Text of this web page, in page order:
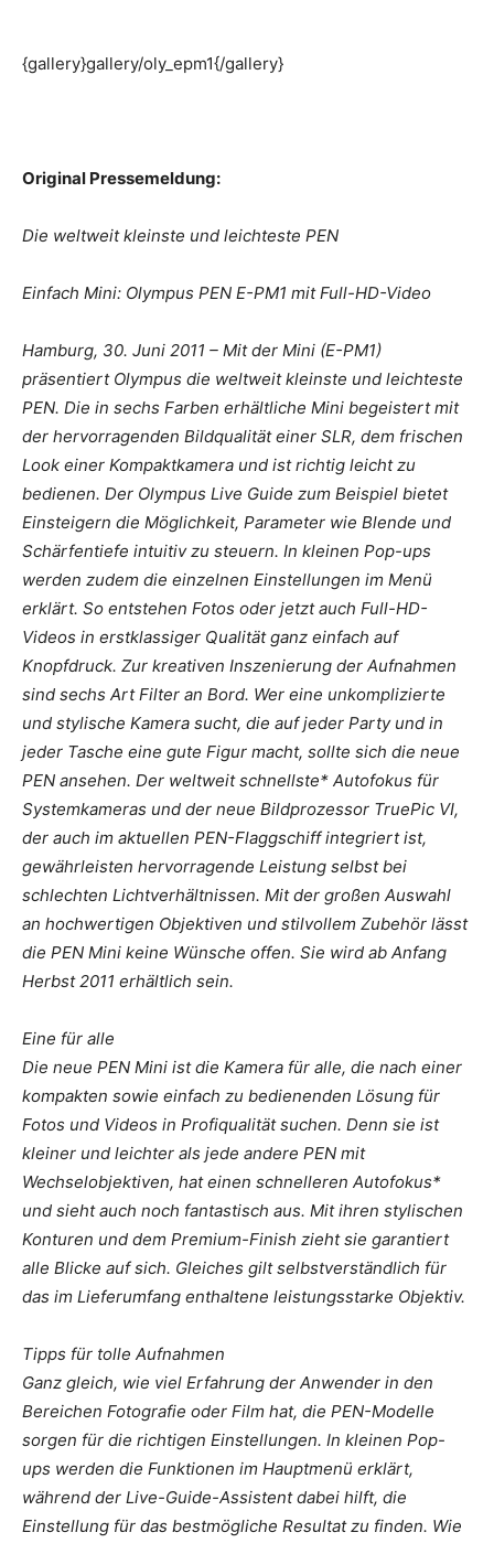
{gallery}gallery/oly_epm1{/gallery}
Original Pressemeldung:
Die weltweit kleinste und leichteste PEN
Einfach Mini: Olympus PEN E-PM1 mit Full-HD-Video
Hamburg, 30. Juni 2011 – Mit der Mini (E-PM1)
präsentiert Olympus die weltweit kleinste und leichteste
PEN. Die in sechs Farben erhältliche Mini begeistert mit
der hervorragenden Bildqualität einer SLR, dem frischen
Look einer Kompaktkamera und ist richtig leicht zu
bedienen. Der Olympus Live Guide zum Beispiel bietet
Einsteigern die Möglichkeit, Parameter wie Blende und
Schärfentiefe intuitiv zu steuern. In kleinen Pop-ups
werden zudem die einzelnen Einstellungen im Menü
erklärt. So entstehen Fotos oder jetzt auch Full-HD-
Videos in erstklassiger Qualität ganz einfach auf
Knopfdruck. Zur kreativen Inszenierung der Aufnahmen
sind sechs Art Filter an Bord. Wer eine unkomplizierte
und stylische Kamera sucht, die auf jeder Party und in
jeder Tasche eine gute Figur macht, sollte sich die neue
PEN ansehen. Der weltweit schnellste* Autofokus für
Systemkameras und der neue Bildprozessor TruePic VI,
der auch im aktuellen PEN-Flaggschiff integriert ist,
gewährleisten hervorragende Leistung selbst bei
schlechten Lichtverhältnissen. Mit der großen Auswahl
an hochwertigen Objektiven und stilvollem Zubehör lässt
die PEN Mini keine Wünsche offen. Sie wird ab Anfang
Herbst 2011 erhältlich sein.
Eine für alle
Die neue PEN Mini ist die Kamera für alle, die nach einer
kompakten sowie einfach zu bedienenden Lösung für
Fotos und Videos in Profiqualität suchen. Denn sie ist
kleiner und leichter als jede andere PEN mit
Wechselobjektiven, hat einen schnelleren Autofokus*
und sieht auch noch fantastisch aus. Mit ihren stylischen
Konturen und dem Premium-Finish zieht sie garantiert
alle Blicke auf sich. Gleiches gilt selbstverständlich für
das im Lieferumfang enthaltene leistungsstarke Objektiv.
Tipps für tolle Aufnahmen
Ganz gleich, wie viel Erfahrung der Anwender in den
Bereichen Fotografie oder Film hat, die PEN-Modelle
sorgen für die richtigen Einstellungen. In kleinen Pop-
ups werden die Funktionen im Hauptmenü erklärt,
während der Live-Guide-Assistent dabei hilft, die
Einstellung für das bestmögliche Resultat zu finden. Wie